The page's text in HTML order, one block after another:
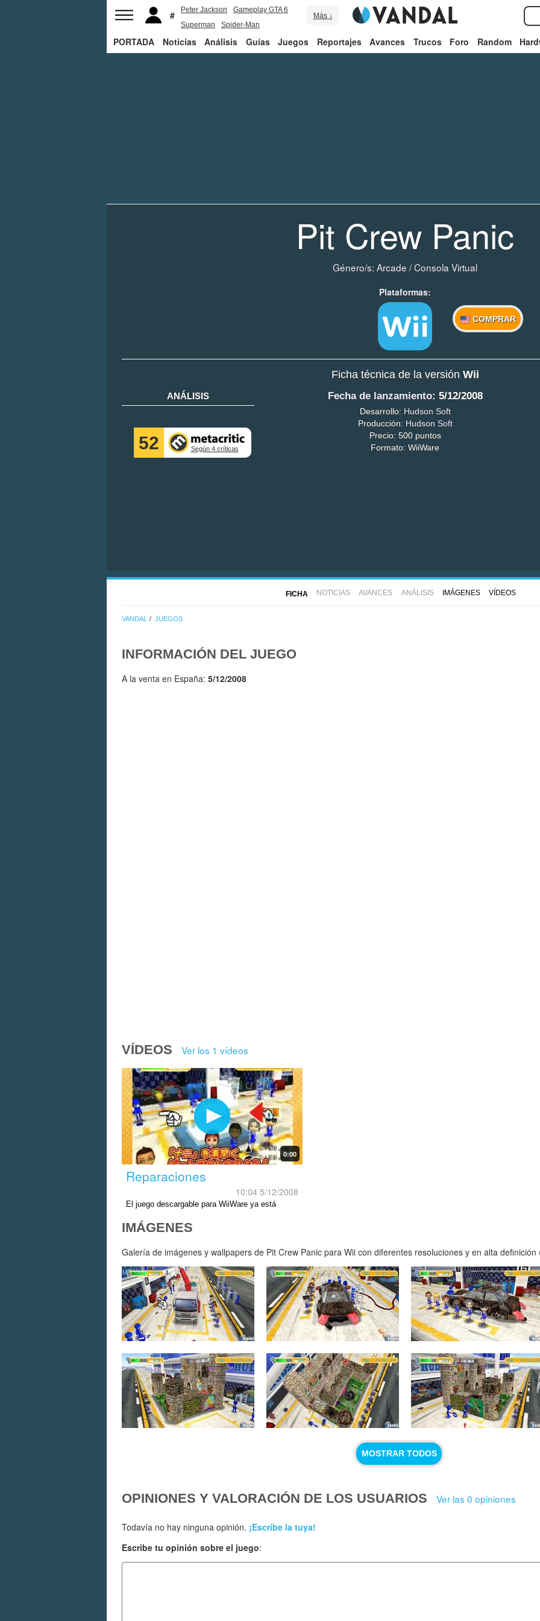
Peter Jackson
Gameplay GTA 6
Superman
Spider-Man
Más ↓
PORTADA Noticias Análisis Guías Juegos Reportajes Avances Trucos Foro Random
Pit Crew Panic
Género/s: Arcade /Consola Virtual
Plataformas:
COMPRAR
Ficha técnica de la versión Wii
ANÁLISIS
52 Según 4 críticas
Fecha de lanzamiento: 5/12/2008
Desarrollo: Hudson Soft
Producción: Hudson Soft
Precio: 500 puntos
Formato: WiiWare
FICHA NOTICIAS AVANCES ANÁLISIS IMÁGENES VÍDEOS
VANDAL JUEGOS
INFORMACIÓN DEL JUEGO
A la venta en España: 5/12/2008
VÍDEOS Ver los 1 vídeos
0:00
Reparaciones
10:04 5/12/2008
El juego descargable para WiiWare ya está
IMÁGENES
Galería de imágenes y wallpapers de Pit Crew Panic para Wii con diferentes resoluciones y en alta definición
MOSTRAR TODOS
OPINIONES Y VALORACIÓN DE LOS USUARIOS Ver las 0 opiniones
Todavía no hay ninguna opinión. ¡Escribe la tuya!
Escribe tu opinión sobre el juego: